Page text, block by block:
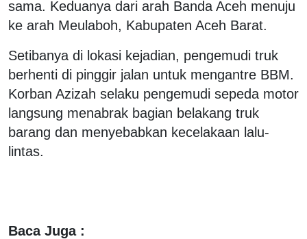
sama. Keduanya dari arah Banda Aceh menuju
ke arah Meulaboh, Kabupaten Aceh Barat.
Setibanya di lokasi kejadian, pengemudi truk
berhenti di pinggir jalan untuk mengantre BBM.
Korban Azizah selaku pengemudi sepeda motor
langsung menabrak bagian belakang truk
barang dan menyebabkan kecelakaan lalu-
lintas.
Baca Juga :